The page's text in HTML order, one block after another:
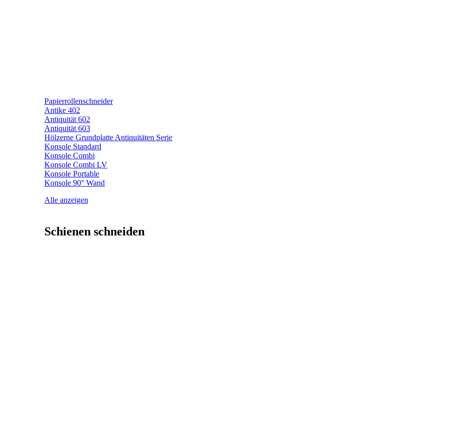
Papierrollenschneider
Antike 402
Antiquität 602
Antiquität 603
Hölzerne Grundplatte Antiquitäten Serie
Konsole Standard
Konsole Combi
Konsole Combi LV
Konsole Portable
Konsole 90° Wand
Alle anzeigen
Schienen schneiden